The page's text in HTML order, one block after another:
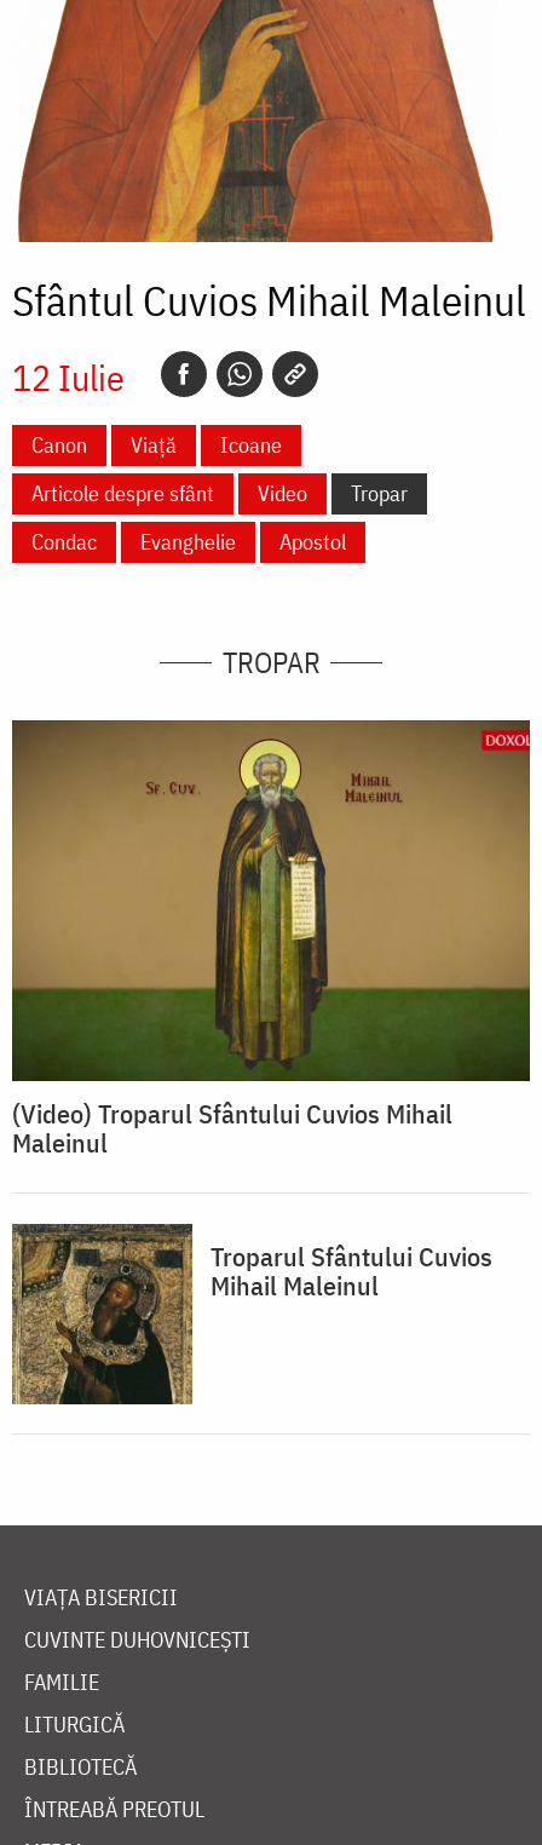
Sfântul Cuvios Mihail Maleinul
12 Iulie
Canon Viață
Icoane
Articole despre sfânt
Video
Tropar
Condac
Evanghelie Apostol
TROPAR
(Video) Troparul Sfântului Cuvios Mihail
Maleinul
Troparul Sfântului Cuvios
Mihail Maleinul
VIAȚA BISERICII
CUVINTE DUHOVNICEȘTI
FAMILIE
LITURGICĂ
BIBLIOTECĂ
ÎNTREABĂ PREOTUL